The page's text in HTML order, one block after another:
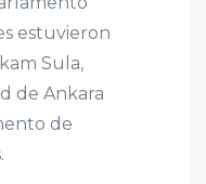
estuvieron
Sula,
de Ankara
de